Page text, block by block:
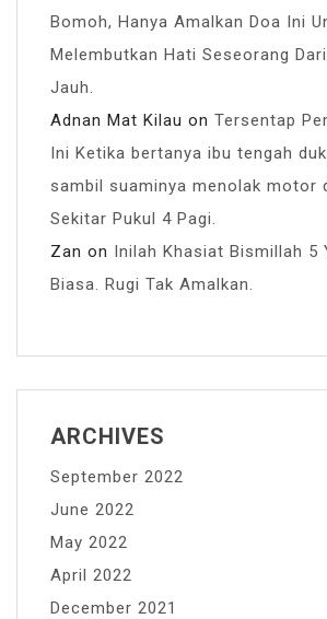
Bomoh, Hanya Amalkan Doa Ini
Melembutkan Hati Seseorang
Jauh.
Adnan Mat Kilau on Tersentap
Ini Ketika bertanya ibu tengah
sambil suaminya menolak motor
Sekitar Pukul 4 Pagi.
Zan on Inilah Khasiat Bismillah 5
Biasa. Rugi Tak Amalkan.
ARCHIVES
September 2022
June 2022
May 2022
April 2022
December 2021